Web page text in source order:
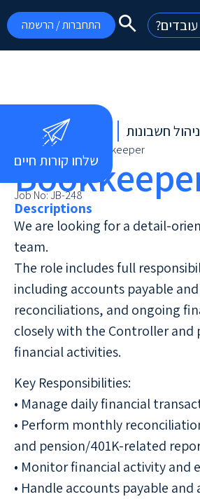
שלחו קורות חיים
התחברות / הרשמה
ירושלים והסביבה ניהול חשבונות
דף הבית » Bookkeeper
Job No: JB-248
Descriptions
We are looking for a detail-
team.
The role includes full
including accounts payable
reconciliations, and ongoing
closely with the Controller and
financial activities.
Key Responsibilities:
• Manage daily financial
• Perform monthly
and pension/401K-related
• Monitor financial activity and
• Handle accounts payable